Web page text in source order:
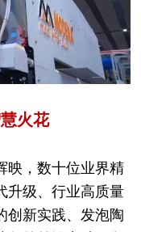
火花
映，数十位业界精
升级、行业高质量
创新实践、发泡陶